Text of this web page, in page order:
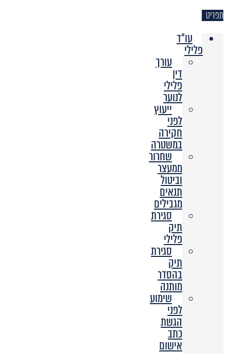
תפריט
עו"ד
פלילי
עורך
דין
פלילי
לנוער
ייעוץ
לפני
חקירה
במשטרה
שחרור
ממעצר
וביטול
תנאים
מגבילים
סגירת
תיק
פלילי
סגירת
תיק
בהסדר
מותנה
שימוע
לפני
הגשת
כתב
אישום